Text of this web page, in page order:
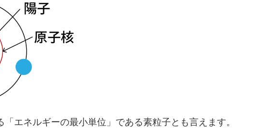
エネルギーの最小単位」である素粒子とも言えます。